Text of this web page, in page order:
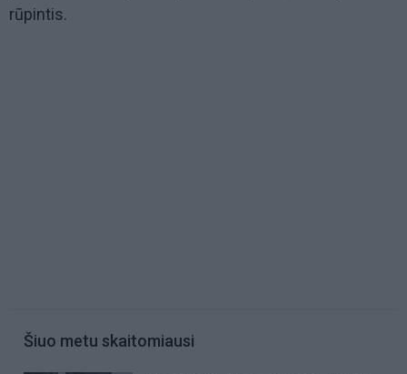
rūpintis.
Šiuo metu skaitomiausi